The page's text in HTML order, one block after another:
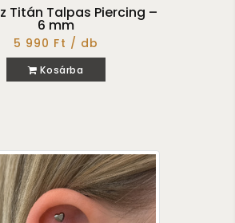
Titán Talpas Piercing –
6 mm
5 990 Ft / db
Kosárba